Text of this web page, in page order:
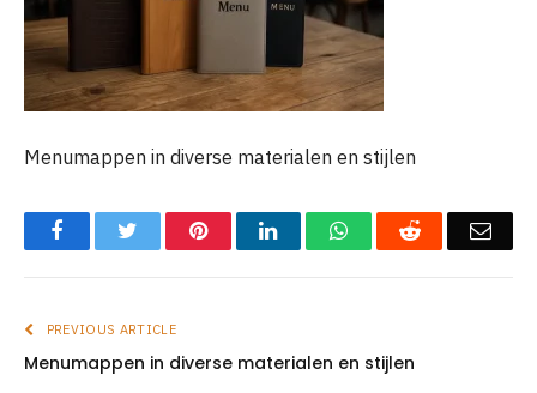
Menumappen in diverse materialen en stijlen
FacebookTwitter PinterestLinkedInWhatsAppReddit
PREVIOUS ARTICLE
Menumappen in diverse materialen en stijlen